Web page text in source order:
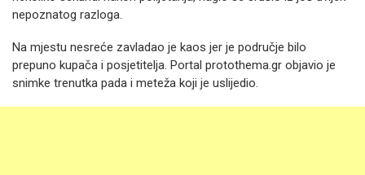
nepoznatog razloga.
Na mjestu nesreće zavladao je kaos jer je područje bilo
prepuno kupača i posjetitelja. Portal protothema.gr objavio je
snimke trenutka pada i meteža koji je uslijedio.